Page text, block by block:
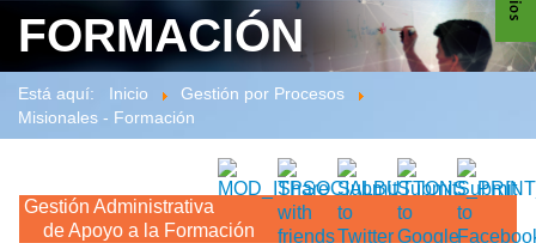
FORMACIÓN
Está aquí: Inicio
Gestión por Procesos
Misionales - Formación
Gestión Administrativa
de Apoyo a la Formación